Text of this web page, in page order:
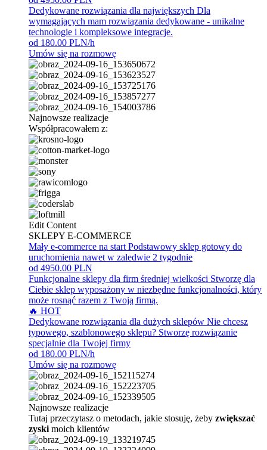
Dedykowane rozwiązania dla największych Dla
wymagających mam rozwiązania dedykowane - unikalne
technologie i kompleksowe integracje.
od 180.00 PLN/h
Umów się na rozmowę
Najnowsze realizacje
Współpracowałem z:
Edit Content
SKLEPY E-COMMERCE
Mały e-commerce na start Podstawowy sklep gotowy do
uruchomienia nawet w zaledwie 2 tygodnie
od 4950.00 PLN
Funkcjonalne sklepy dla firm średniej wielkości Stworzę dla
Ciebie sklep wyposażony w niezbędne funkcjonalności, który
może rosnąć razem z Twoją firmą.
🔥 HOT
Dedykowane rozwiązania dla dużych sklepów Nie chcesz
typowego, szablonowego sklepu? Stworzę rozwiązanie
specjalnie dla Twojej firmy
od 180.00 PLN/h
Umów się na rozmowę
Najnowsze realizacje
Tutaj przeczytasz o metodach, jakie stosuję, żeby zwiększać
zyski moich klientów